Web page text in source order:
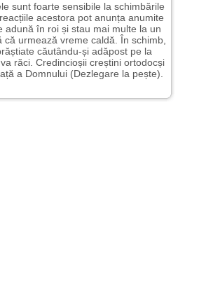
sunt foarte sensibile la schimbările
acestora pot anunța anumite
adună în roi și stau mai multe la un
urmează vreme caldă. În schimb,
căutându-și adăpost pe la
răci. Credincioșii creștini ortodocși
a Domnului (Dezlegare la pește).